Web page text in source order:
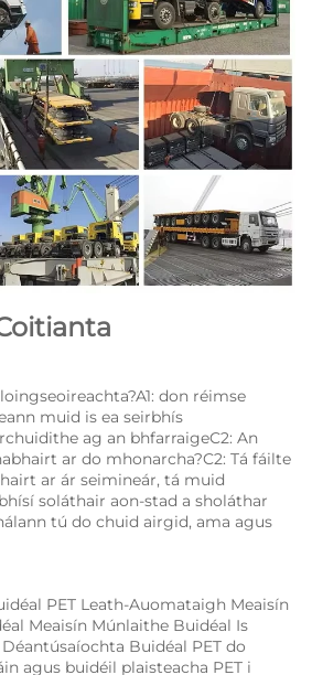
don réimse
muid is ea seirbhís
ag an bhfarraigeC2: An
ar do mhonarcha?C2: Tá fáilte
ar ár seimineár, tá muid
soláthair aon-stad a sholáthar
tú do chuid airgid, ama agus
PET Leath-Auomataigh Meaisín
Meaisín Múnlaithe Buidéal Is
Buidéal PET do
agus buidéil plaisteacha PET i